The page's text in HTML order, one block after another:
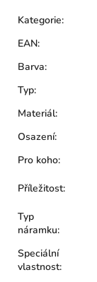
Kategorie:
EAN:
Barva:
Typ:
Materiál:
Osazení:
Pro koho:
Příležitost:
Typ
náramku:
Speciální
vlastnost: